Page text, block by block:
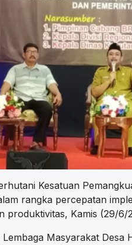
Kesatuan
rangka percepatan
produktivitas, Kamis (29/6/
Masyarakat Desa